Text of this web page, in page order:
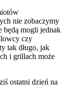
nie zobaczymy
będą mogli jednak
czy
tak długo, jak
i grillach może
ostatni dzień na